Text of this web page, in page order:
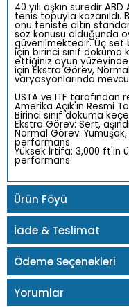
40 yılı aşkın süredir
tenis topuyla kazanıldı.
onu teniste altın
söz konusu olduğunda
güvenilmektedir. Üç set
için birinci sınıf
ettiğiniz oyun
için Ekstra Görev,
varyasyonlarında
USTA ve ITF tarafından
Amerika Açık'ın Resmi
Birinci sınıf dokuma
Ekstra Görev: Sert,
Normal Görev:
performans
Yüksek İrtifa: 3,000 ft'in
performans.
Ürün Föyü
İade & Teslimat
Ödeme Seçenekleri
Yorumlar